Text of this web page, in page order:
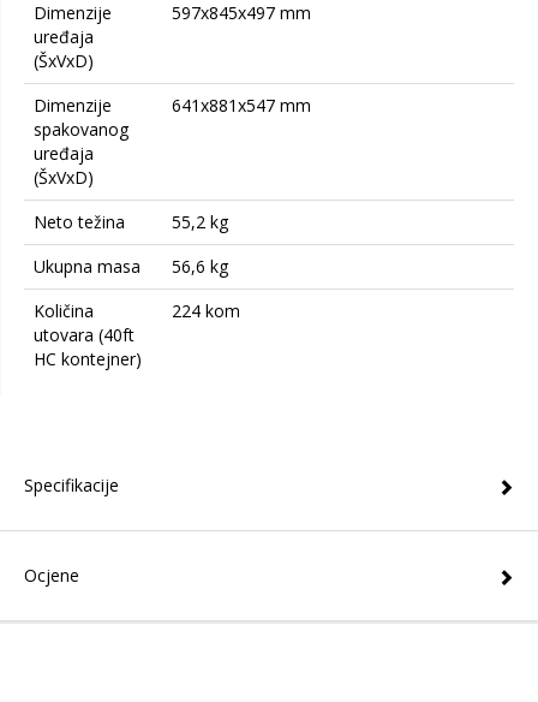
Dimenzije
uređaja
(ŠxVxD)
597x845x497 mm
Dimenzije
spakovanog
uređaja
(ŠxVxD)
641x881x547 mm
Neto težina
55,2 kg
Ukupna masa
56,6 kg
Količina
utovara (40ft
HC kontejner)
224 kom
Specifikacije
Ocjene